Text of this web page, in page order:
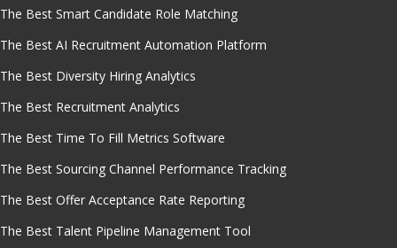
The Best Smart Candidate Role Matching
The Best AI Recruitment Automation Platform
The Best Diversity Hiring Analytics
The Best Recruitment Analytics
The Best Time To Fill Metrics Software
The Best Sourcing Channel Performance Tracking
The Best Offer Acceptance Rate Reporting
The Best Talent Pipeline Management Tool